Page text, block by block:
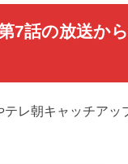
第7話の放送か
テレ朝キャッチア